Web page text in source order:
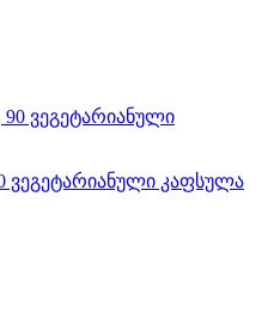
ვეგეტარიანული კაფსულა